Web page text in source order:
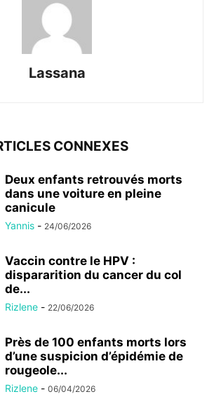
Lassana
CONNEXES
Deux enfants retrouvés morts
dans une voiture en pleine
canicule
Yannis - 24/06/2026
Vaccin contre le HPV :
dispararition du cancer du col
de...
Rizlene - 22/06/2026
Près de 100 enfants morts lors
d’une suspicion d’épidémie de
rougeole...
Rizlene - 06/04/2026